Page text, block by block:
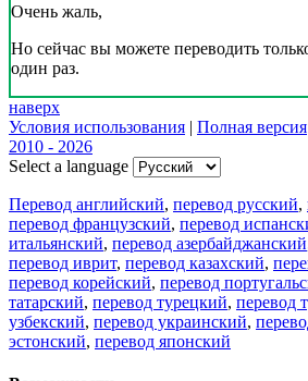
Очень жаль,
Но сейчас вы можете переводить
один раз.
наверх
Условия использования | Полная версия
2010 - 2026
Select a language
Перевод английский, перевод русский,
перевод французский, перевод
итальянский, перевод азербайджанский
перевод иврит, перевод казахский,
перевод корейский, перевод
татарский, перевод турецкий, перевод
узбекский, перевод украинский,
эстонский, перевод японский